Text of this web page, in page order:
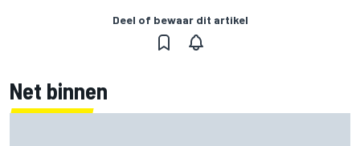
Deel of bewaar dit artikel
Net binnen